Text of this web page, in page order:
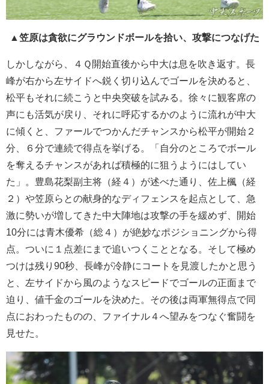
▲笠原は貪欲にグラウンドボールを拾い、攻撃につなげた
しかしながら、４Ｑ開始直後から中大は息を吹き返す。長
峰が右から左サイドへ鋭く切り込んでゴールを決めると、
松平もそれに続こうと中央突破を試みる。徐々に観客席の
声にも活気が戻り、それに呼応するかのように流れが中大
に傾くと、ファールでつかんだチャンスから松平が開始２
分、６分で連続で得点を挙げる。「自分のところでボール
を奪えるチャンスがあれば積極的に狙うようにはしてい
た」。豊島花梨副主将（経４）が述べた通り、佐上楓（経
２）や笠原らとの献身的なディフェンスを起点として、急
激に勢いが増してきた中大陣地は攻撃の手を緩めず、開始
10分には青木優希（総４）が絶妙なポジショニングから得
点。ついに１点差にまで追いつくこととなる。そして極め
つけは残り90秒、長峰が冷静にコートを見渡したかと思う
と、左サイドから風のようなスピードでゴールの正面まで
迫り、値千金のゴールを決めた。その後は両軍無得点で同
点におわったものの、ファイナル４へ望みをつなぐ奮闘を
見せた。